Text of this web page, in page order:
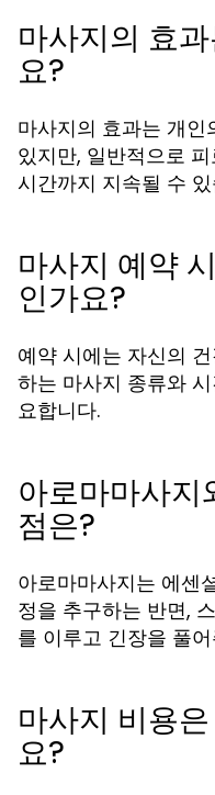
마사지의 효
요?
마사지의 효과는 개
있지만, 일반적으로
시간까지 지속될 수
마사지 예약
인가요?
예약 시에는 자신의
하는 마사지 종류와
요합니다.
아로마마사지
점은?
아로마마사지는 에센
정을 추구하는 반면,
를 이루고 긴장을 풀
마사지 비용
요?